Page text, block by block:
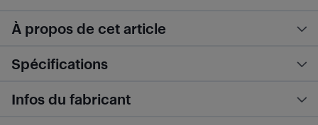
À propos de cet article
Spécifications
Infos du fabricant